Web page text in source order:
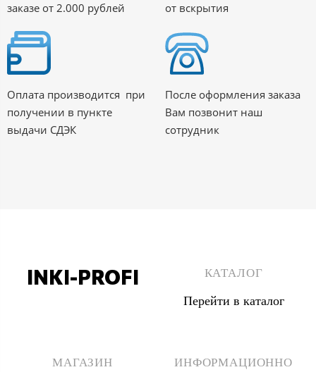
заказе от 2.000 рублей
от вскрытия
Оплата производится при
получении в пункте
выдачи СДЭК
После оформления заказа
Вам позвонит наш
сотрудник
INKI-PROFI КАТАЛОГ
Перейти в каталог
МАГАЗИН ИНФОРМАЦИОННО